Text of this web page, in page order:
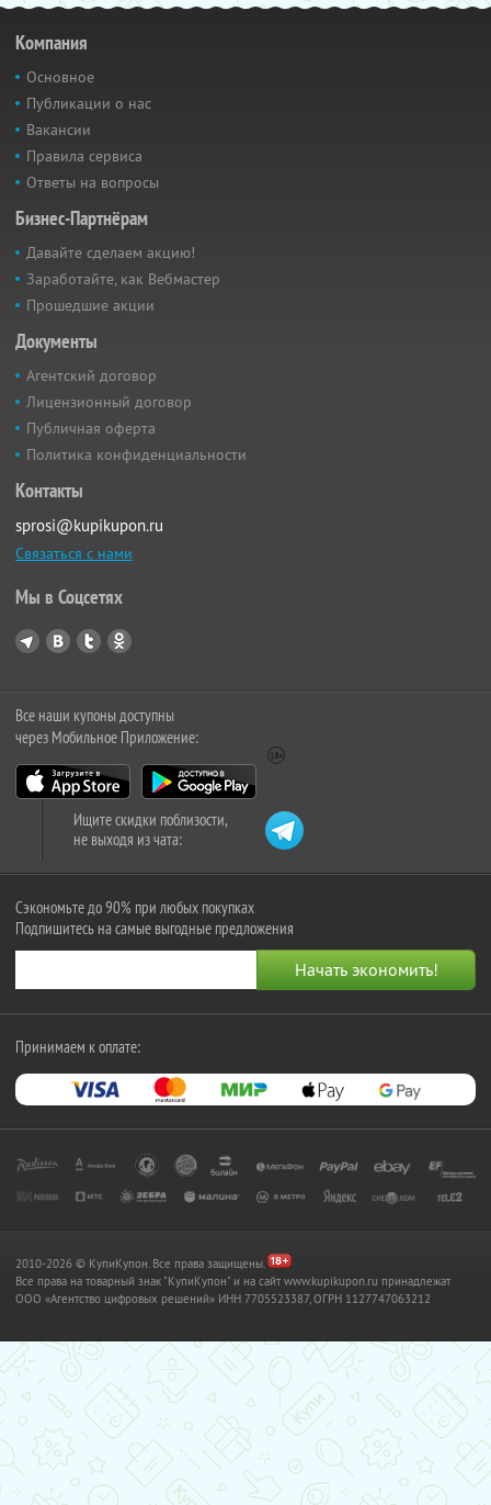
Компания
Основное
Публикации о нас
Вакансии
Правила сервиса
Ответы на вопросы
Бизнес-Партнёрам
Давайте сделаем акцию!
Заработайте, как Вебмастер
Прошедшие акции
Документы
Агентский договор
Лицензионный договор
Публичная оферта
Политика конфиденциальности
Контакты
sprosi@kupikupon.ru
Связаться с нами
Мы в Соцсетях
Все наши купоны доступны
через Мобильное Приложение:
Ищите скидки поблизости,
не выходя из чата:
Сэкономьте до 90% при любых покупках
Подпишитесь на самые выгодные предложения
Принимаем к оплате:
2010-2026 © КупиКупон. Все права защищены.
Все права на товарный знак "КупиКупон" и на сайт www.kupikupon.ru принадлежат
OOO «Агентство цифровых решений» ИНН 7705523387, ОГРН 1127747063212